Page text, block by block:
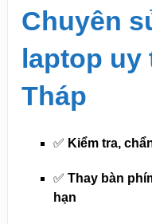
Chuyên
laptop uy
Tháp
✅ Kiểm tra,
✅ Thay bàn
hạn